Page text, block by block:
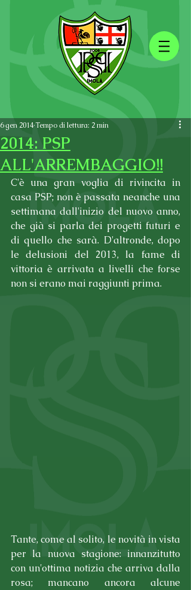
2014: PSP
ALL'ARREMBAGGIO!!
6 gen 2014Tempo di lettura: 2 min
C'è una gran voglia di rivincita in
casa PSP; non è passata neanche una
settimana dall'inizio del nuovo anno,
che già si parla dei progetti futuri e
di quello che sarà. D'altronde, dopo
le delusioni del 2013, la fame di
vittoria è arrivata a livelli che forse
non si erano mai raggiunti prima.
Tante, come al solito, le novità in vista
per la nuova stagione: innanzitutto
con un'ottima notizia che arriva dalla
rosa; mancano ancora alcune